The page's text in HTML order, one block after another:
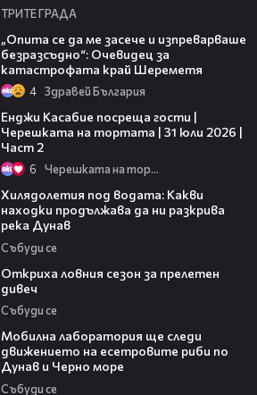
ТРИТЕ ГРАДА
„Опита се да ме засече и изпреварваше
безразсъдно“: Очевидец за
катастрофата край Шереметя
4 Здравей България
Енджи Касабие посреща гости |
Черешката на тортата | 31 юли 2026 |
Част 2
6 Черешката на тортата
Хилядолетия под водата: Какви
находки продължава да ни разкрива
река Дунав
Събуди се
Откриха ловния сезон за прелетен
дивеч
Събуди се
Мобилна лаборатория ще следи
движението на есетровите риби по
Дунав и Черно море
Събуди се